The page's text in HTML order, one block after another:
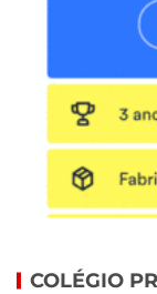
COLÉGIO